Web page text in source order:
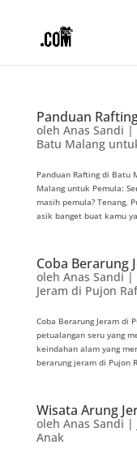
Panduan
oleh Anas Sandi |
Batu Malang
Panduan Rafting di Batu
Malang untuk Pemula:
masih pemula? Tenang,
asik banget buat kamu
Coba Berarung
oleh Anas Sandi|
Jeram di Pujon
Coba Berarung Jeram di
petualangan seru yang
keindahan alam yang
berarung jeram di Pujon
Wisata Arung
oleh Anas Sandi |
Anak